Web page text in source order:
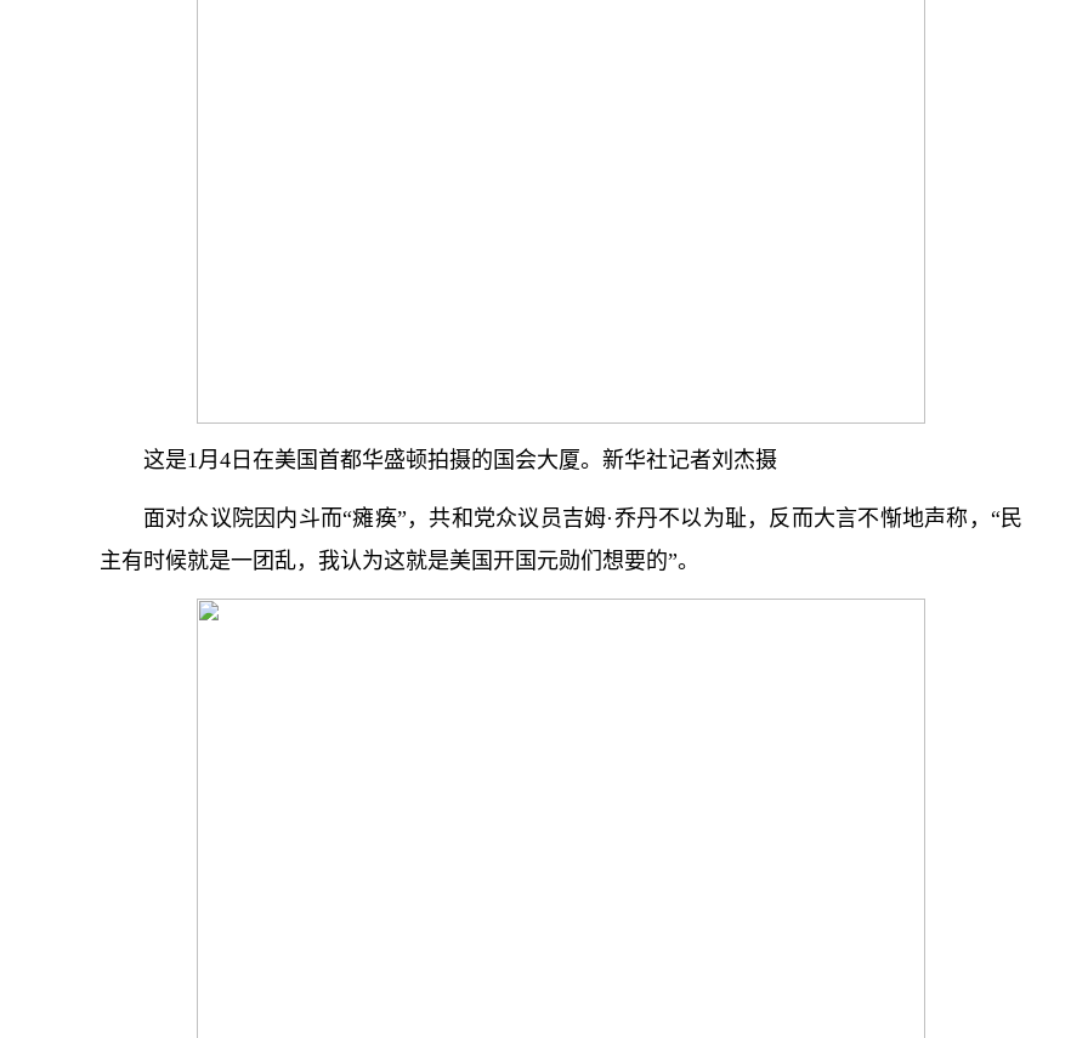
这是1月4日在美国首都华盛顿拍摄的国会大厦。新华社记者刘杰摄
面对众议院因内斗而“瘫痪”，共和党众议员吉姆·乔丹不以为耻，反而大言不惭地声称，“民
主有时候就是一团乱，我认为这就是美国开国元勋们想要的”。